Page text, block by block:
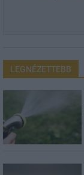
LEGNÉZETTEBB